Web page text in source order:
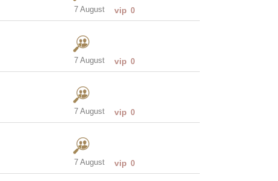
7 August vip 0
7 August vip 0
7 August vip 0
7 August vip 0